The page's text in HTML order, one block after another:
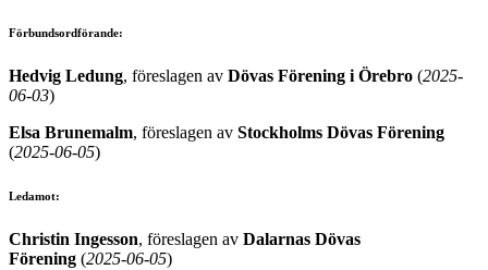
Förbundsordförande:
Hedvig Ledung, föreslagen av Dövas Förening i Örebro (2025-
06-03)
Elsa Brunemalm, föreslagen av Stockholms Dövas Förening
(2025-06-05)
Ledamot:
Christin Ingesson, föreslagen av Dalarnas Dövas
Förening (2025-06-05)